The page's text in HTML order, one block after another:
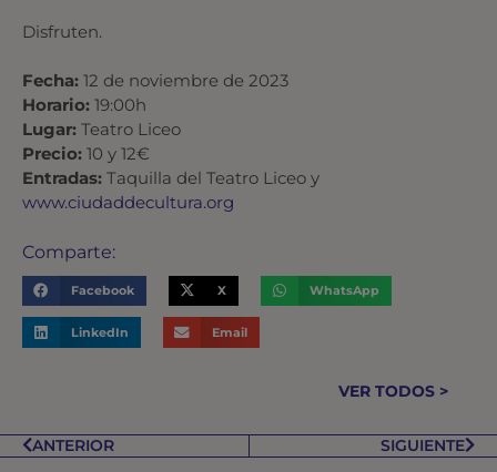
Disfruten.
Fecha: 12 de noviembre de 2023
Horario: 19:00h
Lugar: Teatro Liceo
Precio: 10 y 12€
Entradas: Taquilla del Teatro Liceo y
www.ciudaddecultura.org
Comparte:
Facebook X WhatsApp
LinkedIn Email
VER TODOS >
ANTERIOR SIGUIENTE